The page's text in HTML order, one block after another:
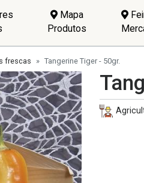
Mapa
Produtos
frescas Tangerine Tiger - 50gr.